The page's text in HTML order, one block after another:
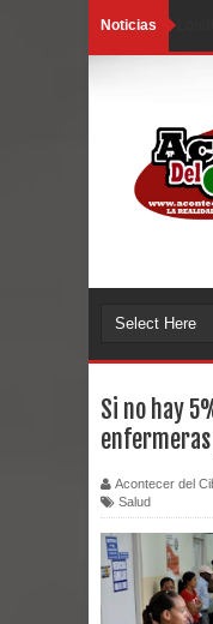
Noticias
Si no hay
Acontecer del
Salud